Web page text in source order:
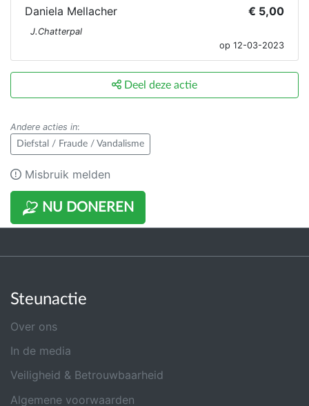
NU DONEREN
Daniela Mellacher € 5,00
J.Chatterpal
op 12-03-2023
Deel deze actie
Andere acties in:
Diefstal / Fraude / Vandalisme
Misbruik melden
Steunactie
Over ons
In de media
Veiligheid & Betrouwbaarheid
Algemene voorwaarden